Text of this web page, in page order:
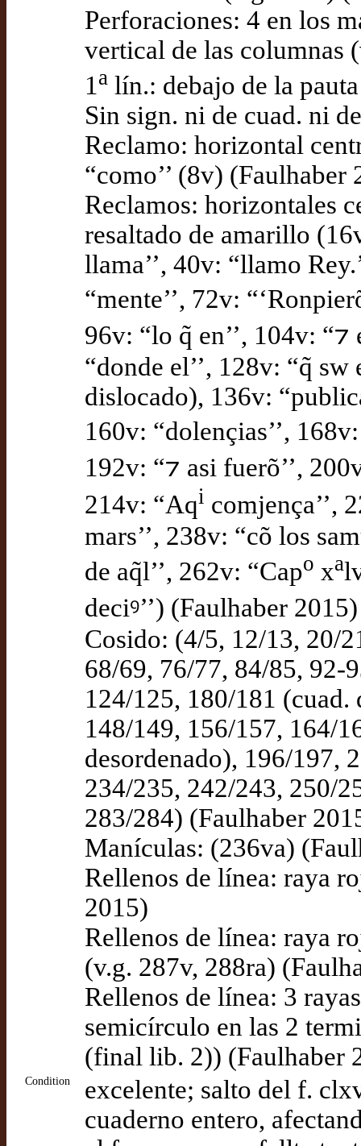
Perforaciones: 4 en los
vertical de las columnas
1 a lín.: debajo de la
Sin sign. ni de cuad. ni
Reclamo: horizontal
“como’’ (8v) (Faulhaber
Reclamos: horizontales
resaltado de amarillo
llama’’, 40v: “llamo
“mente’’, 72v:
96v: “lo q̃ en’’, 104v: “⁊
“donde el’’, 128v: “q̃ sw
dislocado), 136v:
160v: “dolençias’’,
192v: “⁊ asi fuerõ’’,
214v: “Aqi comjença’’,
mars’’, 238v: “cõ los
de aq̃l’’, 262v: “Capo xa
deciꝰ’’) (Faulhaber 2015)
Cosido: (4/5, 12/13, 20/
68/69, 76/77, 84/85, 92-
124/125, 180/181 (cuad.
148/149, 156/157, 164/
desordenado), 196/197,
234/235, 242/243, 250/
283/284) (Faulhaber
Manículas: (236va)
Rellenos de línea: raya
2015)
Rellenos de línea: raya
(v.g. 287v, 288ra)
Rellenos de línea: 3
semicírculo en las 2
(final lib. 2)) (Faulhaber
Condition
excelente; salto del f.
cuaderno entero,